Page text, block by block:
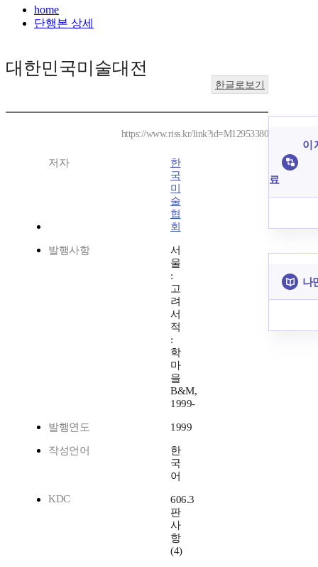
home
단행본 상세
대한민국미술대전
한글로보기
https://www.riss.kr/link?id=M12953380
저자
한
국
미
술
협
회
발행사항
서
울
:
고
려
서
적
:
학
마
을
B&M,
1999-
발행연도 1999
작성언어
한
국
어
KDC
606.3
판
사
항
(4)
이
료
나